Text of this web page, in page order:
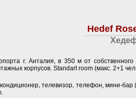
Hedef
г. Анталия, в 350 м от
корпусов. Standart room (макс. 2+1
телевизор, телефон, мини-